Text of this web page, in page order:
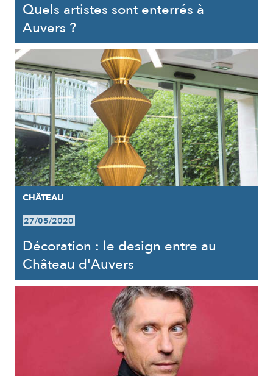
Quels artistes sont enterrés à
Auvers ?
CHÂTEAU
27/05/2020
Décoration : le design entre au
Château d'Auvers